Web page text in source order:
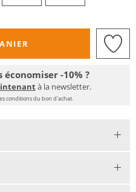
économiser -10% ?
à la newsletter.
conditions du bon d'achat.